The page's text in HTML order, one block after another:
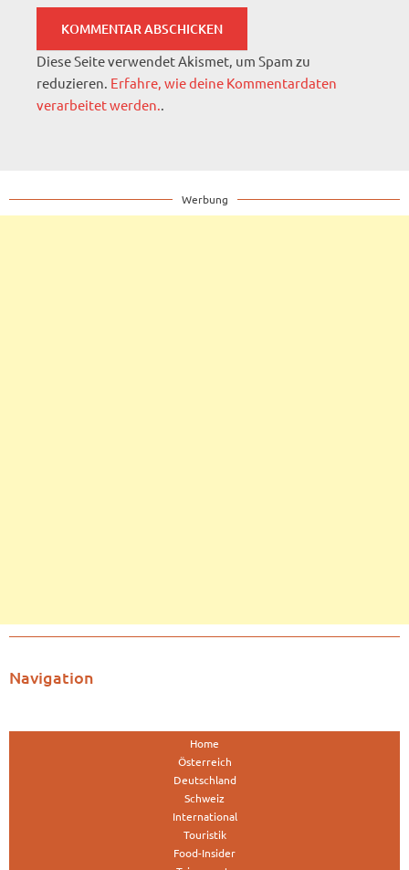
Diese Seite verwendet Akismet, um Spam zu
reduzieren. Erfahre, wie deine Kommentardaten
verarbeitet werden..
Werbung
Navigation
Home
Österreich
Deutschland
Schweiz
International
Touristik
Food-Insider